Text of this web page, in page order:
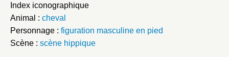
Index iconographique
Animal : cheval
Personnage : figuration masculine en pied
Scène : scène hippique